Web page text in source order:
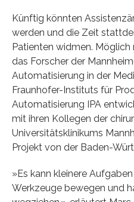
Künftig könnten
werden und die Zeit
Patienten widmen. Möglich
das Forscher der
Automatisierung in der
Fraunhofer-Instituts für
Automatisierung IPA
mit ihren Kollegen der
Universitätsklinikums
Projekt von der Baden-
»Es kann kleinere
Werkzeuge bewegen und